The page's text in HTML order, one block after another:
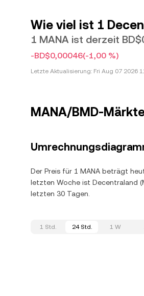
Wie viel ist 1
1 MANA ist derzeit
-BD$0,00046(-1,00 %)
Letzte Aktualisierung: Fri Aug 07 2026
MANA/BMD-
Der Preis für 1 MANA beträgt
letzten Woche ist Decentraland
letzten 30 Tagen.
1 Std. 24 Std. 1 W